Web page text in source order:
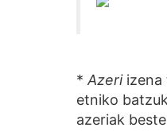
* Azeri izena
etniko
azeriak